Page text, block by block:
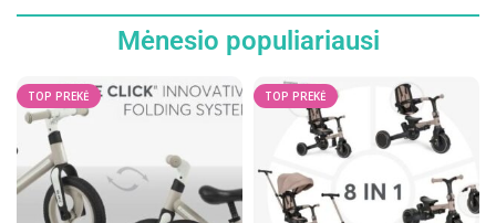
Mėnesio populiariausi
TOP PREKĖ TOP PREKĖ